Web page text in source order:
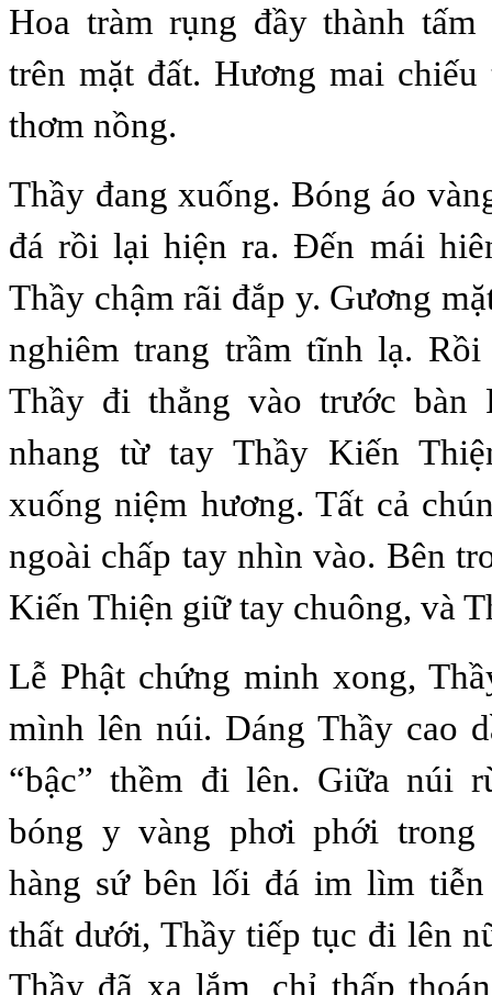
Hoa tràm rụng đầy thành
trên mặt đất. Hương mai chiếu
thơm nồng.
Thầy đang xuống. Bóng áo
đá rồi lại hiện ra. Đến mái
Thầy chậm rãi đắp y. Gương
nghiêm trang trầm tĩnh lạ.
Thầy đi thẳng vào trước bàn
nhang từ tay Thầy Kiến
xuống niệm hương. Tất cả
ngoài chấp tay nhìn vào. Bên
Kiến Thiện giữ tay chuông, và
Lễ Phật chứng minh xong,
mình lên núi. Dáng Thầy cao
“bậc” thềm đi lên. Giữa núi
bóng y vàng phơi phới trong
hàng sứ bên lối đá im lìm tiễn
thất dưới, Thầy tiếp tục đi lên
Thầy đã xa lắm, chỉ thấp